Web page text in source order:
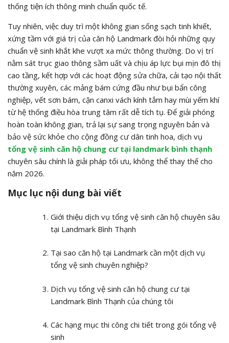
thống tiện ích thông minh chuẩn quốc tế.
Tuy nhiên, việc duy trì một không gian sống sạch tinh khiết,
xứng tầm với giá trị của căn hộ Landmark đòi hỏi những quy
chuẩn vệ sinh khắt khe vượt xa mức thông thường. Do vị trí
nằm sát trục giao thông sầm uất và chịu áp lực bụi mịn đô thị
cao tầng, kết hợp với các hoạt động sửa chữa, cải tạo nội thất
thường xuyên, các mảng bám cứng đầu như bụi bẩn công
nghiệp, vết sơn bám, cặn canxi vách kính tắm hay mùi yếm khí
từ hệ thống điều hòa trung tâm rất dễ tích tụ. Để giải phóng
hoàn toàn không gian, trả lại sự sang trọng nguyên bản và
bảo vệ sức khỏe cho cộng đồng cư dân tinh hoa, dịch vụ
tổng vệ sinh căn hộ chung cư tại landmark bình thạnh
chuyên sâu chính là giải pháp tối ưu, không thể thay thế cho
năm 2026.
Mục lục nội dung bài viết
Giới thiệu dịch vụ tổng vệ sinh căn hộ chuyên sâu
tại Landmark Bình Thạnh
Tại sao căn hộ tại Landmark cần một dịch vụ
tổng vệ sinh chuyên nghiệp?
Dịch vụ tổng vệ sinh căn hộ chung cư tại
Landmark Bình Thạnh của chúng tôi
Các hạng mục thi công chi tiết trong gói tổng vệ
sinh